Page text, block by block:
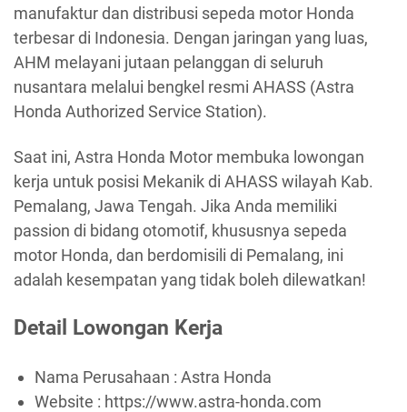
manufaktur dan distribusi sepeda motor Honda
terbesar di Indonesia. Dengan jaringan yang luas,
AHM melayani jutaan pelanggan di seluruh
nusantara melalui bengkel resmi AHASS (Astra
Honda Authorized Service Station).
Saat ini, Astra Honda Motor membuka lowongan
kerja untuk posisi Mekanik di AHASS wilayah Kab.
Pemalang, Jawa Tengah. Jika Anda memiliki
passion di bidang otomotif, khususnya sepeda
motor Honda, dan berdomisili di Pemalang, ini
adalah kesempatan yang tidak boleh dilewatkan!
Detail Lowongan Kerja
Nama Perusahaan : Astra Honda
Website : https://www.astra-honda.com